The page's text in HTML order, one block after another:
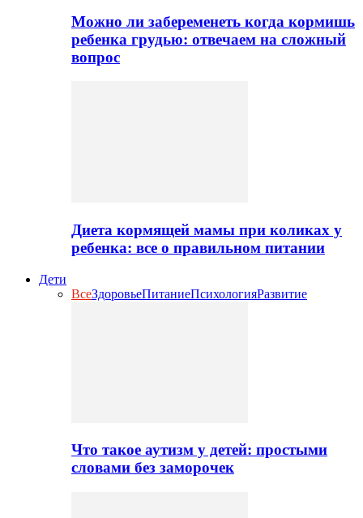
Можно ли забеременеть когда кормишь
ребенка грудью: отвечаем на сложный
вопрос
Диета кормящей мамы при коликах у
ребенка: все о правильном питании
Дети
ВсеЗдоровьеПитаниеПсихологияРазвитие
Что такое аутизм у детей: простыми
словами без заморочек